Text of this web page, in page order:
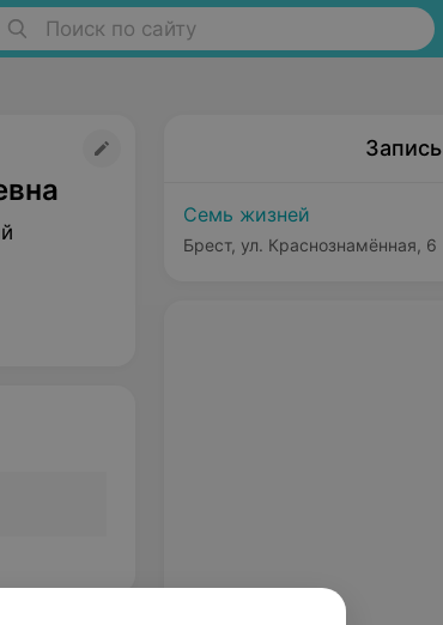
Поиск по сайту
Запись
Семь жизней
Брест, ул. Краснознамённая, 6